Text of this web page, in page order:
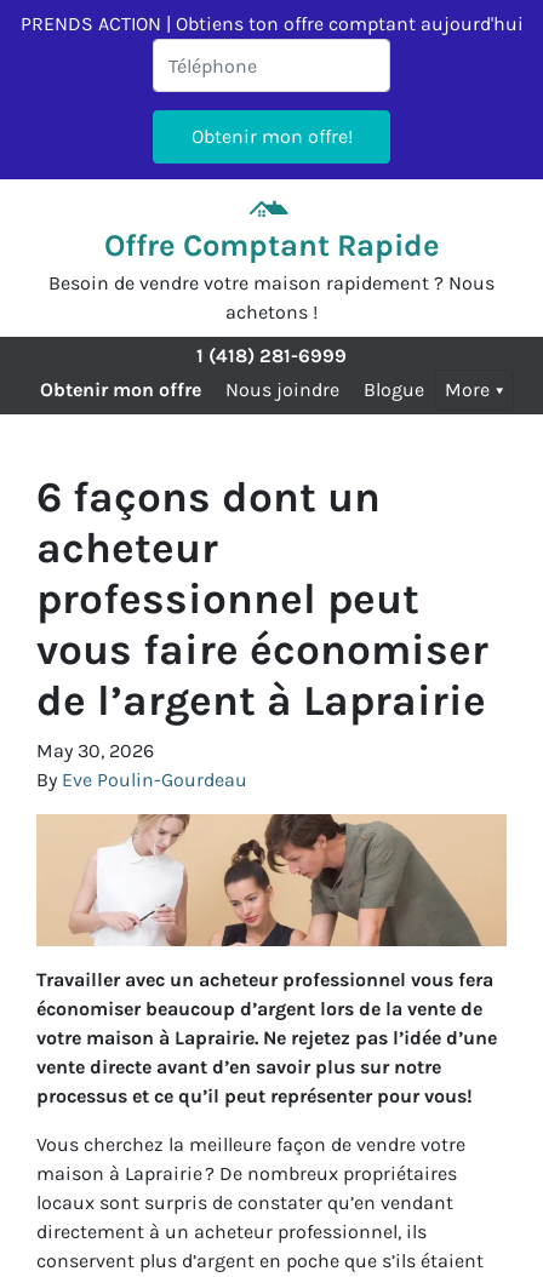
PRENDS ACTION | Obtiens ton offre comptant aujourd'hui
Offre Comptant Rapide
Besoin de vendre votre maison rapidement ? Nous
achetons !
1 (418) 281-6999
Obtenir mon offre
Nous joindre Blogue More
6 façons dont un
acheteur
professionnel peut
vous faire économiser
de l’argent à Laprairie
May 30, 2026
By Eve Poulin-Gourdeau
Travailler avec un acheteur professionnel vous fera
économiser beaucoup d’argent lors de la vente de
votre maison à Laprairie. Ne rejetez pas l’idée d’une
vente directe avant d’en savoir plus sur notre
processus et ce qu’il peut représenter pour vous!
Vous cherchez la meilleure façon de vendre votre
maison à Laprairie ? De nombreux propriétaires
locaux sont surpris de constater qu’en vendant
directement à un acheteur professionnel, ils
conservent plus d’argent en poche que s’ils étaient